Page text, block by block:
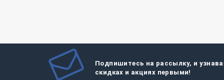
Подпишитесь на рассылку, и
скидках и акциях первыми!